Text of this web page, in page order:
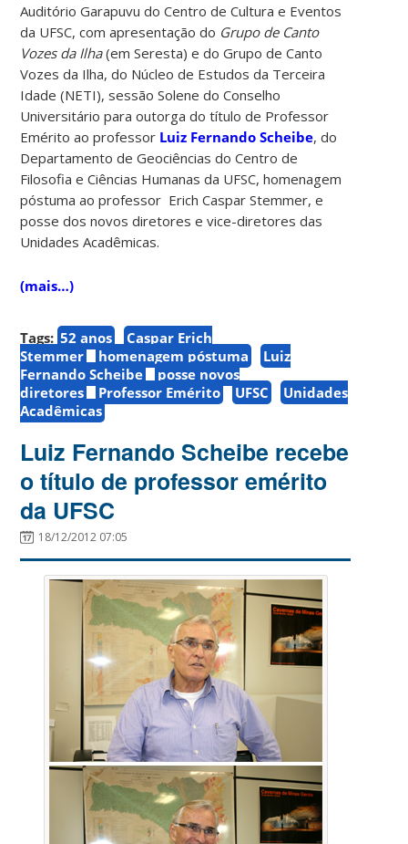
Auditório Garapuvu do Centro de Cultura e Eventos
da UFSC, com apresentação do Grupo de Canto
Vozes da Ilha(em Seresta) e do Grupo de Canto
Vozes da Ilha, do Núcleo de Estudos da Terceira
Idade (NETI), sessão Solene do Conselho
Universitário para outorga do título de Professor
Emérito ao professor Luiz Fernando Scheibe, do
Departamento de Geociências do Centro de
Filosofia e Ciências Humanas da UFSC, homenagem
póstuma ao professor Erich Caspar Stemmer, e
posse dos novos diretores e vice-diretores das
Unidades Acadêmicas.
(mais…)
Tags: 52 anos
Caspar Erich
Stemmer
homenagem póstuma
Luiz
Fernando Scheibe
posse novos
diretores
Professor Emérito UFSC
Unidades
Acadêmicas
Luiz Fernando Scheibe recebe
o título de professor emérito
da UFSC
18/12/2012 07:05